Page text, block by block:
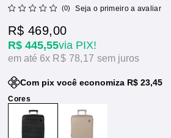
(0) Seja o primeiro a avaliar
R$ 445,55via PIX!
R$ 469,00
6x R$ 78,17sem juros
Com pix você economiza R$ 23,45